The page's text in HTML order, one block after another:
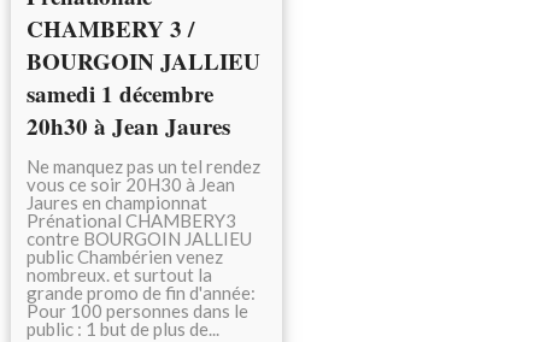
CHAMBERY 3 /
BOURGOIN JALLIEU
samedi 1 décembre
20h30 à Jean Jaures
Ne manquez pas un tel rendez
vous ce soir 20H30 à Jean
Jaures en championnat
Prénational CHAMBERY3
contre BOURGOIN JALLIEU
public Chambérien venez
nombreux. et surtout la
grande promo de fin d'année:
Pour 100 personnes dans le
public : 1 but de plus de...